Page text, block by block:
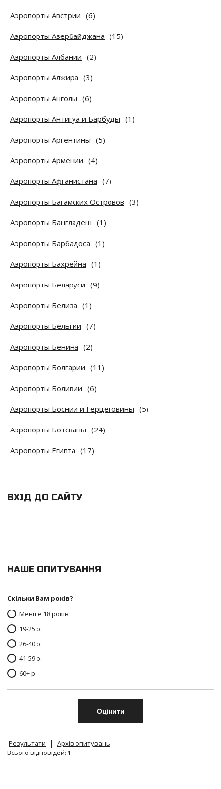
Аэропорты Австрии (6)
Аэропорты Азербайджана (15)
Аэропорты Албании (2)
Аэропорты Алжира (3)
Аэропорты Анголы (6)
Аэропорты Антигуа и Барбуды (1)
Аэропорты Аргентины (5)
Аэропорты Армении (4)
Аэропорты Афганистана (7)
Аэропорты Багамских Островов (3)
Аэропорты Бангладеш (1)
Аэропорты Барбадоса (1)
Аэропорты Бахрейна (1)
Аэропорты Беларуси (9)
Аэропорты Белиза (1)
Аэропорты Бельгии (7)
Аэропорты Бенина (2)
Аэропорты Болгарии (11)
Аэропорты Боливии (6)
Аэропорты Боснии и Герцеговины (5)
Аэропорты Ботсваны (24)
Аэропорты Египта (17)
ВХІД ДО САЙТУ
НАШЕ ОПИТУВАННЯ
Скільки Вам років?
Менше 18 років
19-25 р.
26-40 р.
41-59 р.
60+ р.
Результати |
Архів опитувань
Всього відповідей: 1